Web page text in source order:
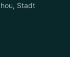
Stadt